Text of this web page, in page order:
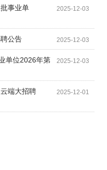
2025-12-03
事业单
2025-12-03
公告
2025-12-03
单位2026年第
2025-12-01
端大招聘